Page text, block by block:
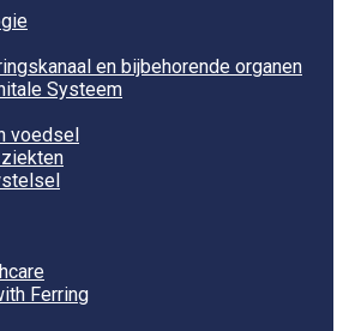
en bijbehorende organen
Systeem
voedsel
Ferring